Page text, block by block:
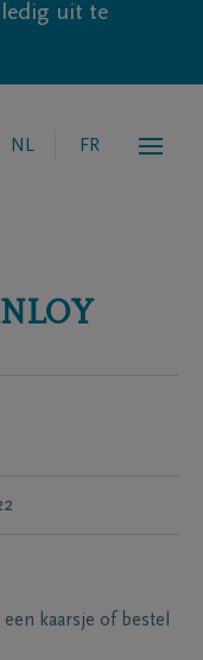
uit te
NL FR
kaarsje of bestel